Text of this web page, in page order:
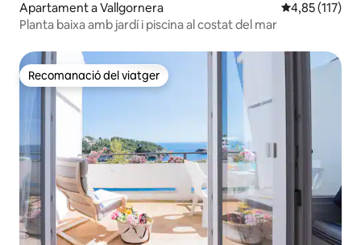
Apartament a Vallgornera 4,85 de
4,85 (117)
Planta baixa amb jardí i piscina al costat del mar
Recomanació del viatger
Recomanació del viatger